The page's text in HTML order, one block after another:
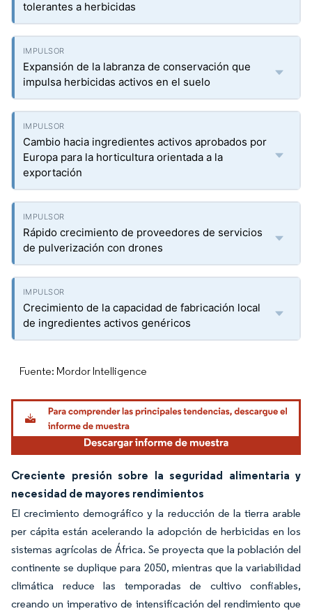
tolerantes a herbicidas
Expansión de la labranza de conservación que
impulsa herbicidas activos en el suelo
Cambio hacia ingredientes activos aprobados por
Europa para la horticultura orientada a la
exportación
Rápido crecimiento de proveedores de servicios
de pulverización con drones
Crecimiento de la capacidad de fabricación local
de ingredientes activos genéricos
Fuente: Mordor Intelligence
Creciente presión sobre la seguridad alimentaria y
necesidad de mayores rendimientos
El crecimiento demográfico y la reducción de la tierra arable
per cápita están acelerando la adopción de herbicidas en los
sistemas agrícolas de África. Se proyecta que la población del
continente se duplique para 2050, mientras que la variabilidad
climática reduce las temporadas de cultivo confiables,
creando un imperativo de intensificación del rendimiento que